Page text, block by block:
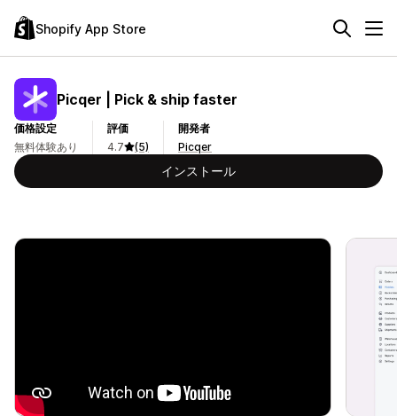
Shopify App Store
Picqer | Pick & ship faster
価格設定
無料体験あり
評価
4.7
(5)
開発者
Picqer
インストール